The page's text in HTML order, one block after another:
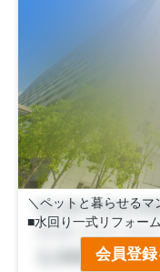
＼ペットと暮らせるマ
■水回り一式リフォー
■すぐに新生活スター
■京阪「中書島」駅徒
会員登